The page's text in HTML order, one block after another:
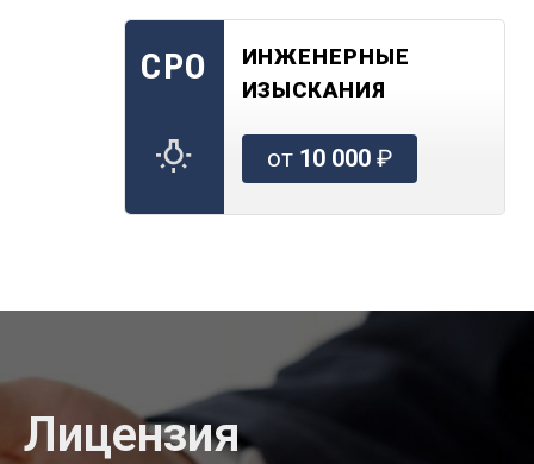
СРО
ИНЖЕНЕРНЫЕ
ИЗЫСКАНИЯ
от 10 000₽
Лицензия